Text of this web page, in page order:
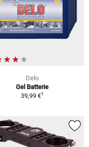
Delo
Gel Batterie
39,99 €1